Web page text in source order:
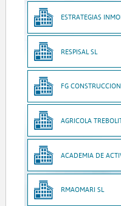
ESTRATEGIAS
RESPISAL SL
FG
AGRICOLA
ACADEMIA DE
RMAOMARI SL